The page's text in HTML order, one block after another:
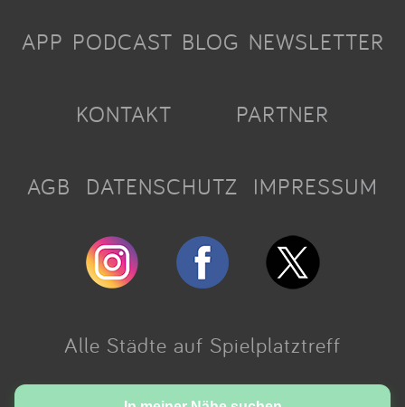
APP PODCAST BLOG NEWSLETTER
KONTAKT PARTNER
AGB DATENSCHUTZ IMPRESSUM
Alle Städte auf Spielplatztreff